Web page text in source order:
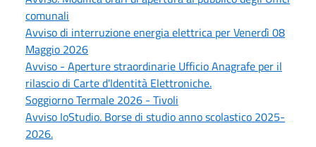
comunali
Avviso di interruzione energia elettrica per Venerdì 08
Maggio 2026
Avviso - Aperture straordinarie Ufficio Anagrafe per il
rilascio di Carte d'Identità Elettroniche.
Soggiorno Termale 2026 - Tivoli
Avviso IoStudio. Borse di studio anno scolastico 2025-
2026.